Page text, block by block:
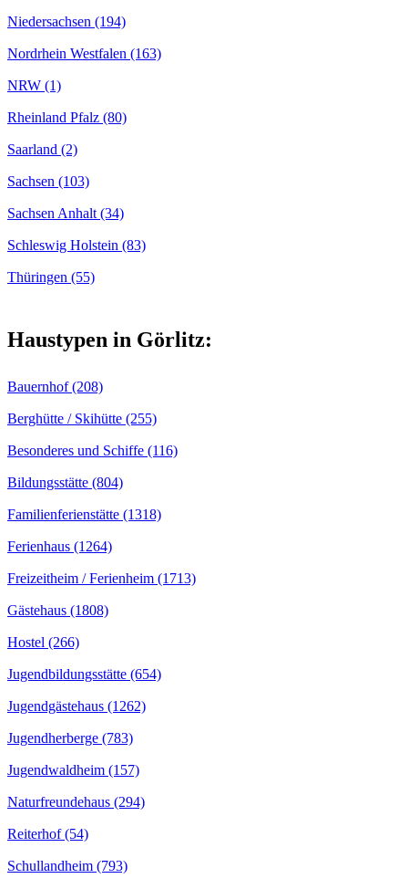
Niedersachsen (194)
Nordrhein Westfalen (163)
NRW (1)
Rheinland Pfalz (80)
Saarland (2)
Sachsen (103)
Sachsen Anhalt (34)
Schleswig Holstein (83)
Thüringen (55)
Haustypen in Görlitz:
Bauernhof (208)
Berghütte / Skihütte (255)
Besonderes und Schiffe (116)
Bildungsstätte (804)
Familienferienstätte (1318)
Ferienhaus (1264)
Freizeitheim / Ferienheim (1713)
Gästehaus (1808)
Hostel (266)
Jugendbildungsstätte (654)
Jugendgästehaus (1262)
Jugendherberge (783)
Jugendwaldheim (157)
Naturfreundehaus (294)
Reiterhof (54)
Schullandheim (793)